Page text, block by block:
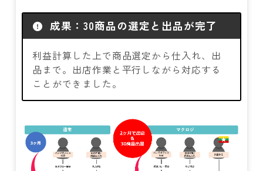
成果：30商品の選定と出品が完了
利益計算した上で商品選定から仕入れ、出
品まで。出店作業と平行しながら対応する
ことができました。